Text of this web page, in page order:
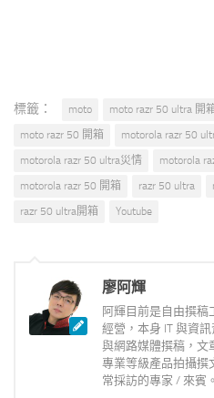
標籤： moto moto razr 50 ultra 開
moto razr 50 開箱
motorola razr 50
motorola razr 50 ultra災情
motorola
motorola razr 50 開箱
razr 50 ultra
razr 50 ultra開箱
Youtube
廖阿輝
阿輝目前是自由撰稿
經營，本身 IT 與資
與網路媒體撰稿，文
專業等級產品拍攝撰
常採訪的專家 / 來賓。